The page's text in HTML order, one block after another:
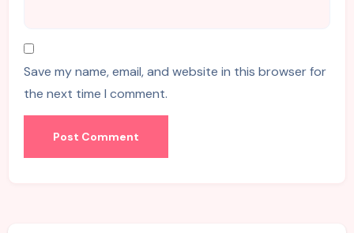
Save my name, email, and website in this browser for
the next time I comment.